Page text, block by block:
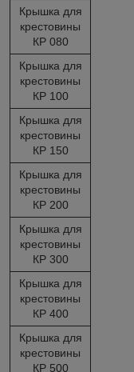
Крышка для
крестовины
КР 080
Крышка для
крестовины
КР 100
Крышка для
крестовины
КР 150
Крышка для
крестовины
КР 200
Крышка для
крестовины
КР 300
Крышка для
крестовины
КР 400
Крышка для
крестовины
КР 500